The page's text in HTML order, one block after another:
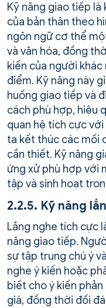
Kỹ năng giao tiếp là
của bản thân theo
ngôn ngữ cơ thể
và văn hóa, đồng
kiến của người
điểm. Kỹ năng này
huống giao tiếp và
cách phù hợp, hiệu
quan hệ tích cực
ta kết thúc các mối
cần thiết. Kỹ năng
ứng xử phù hợp với
tập và sinh hoạt
2.2.5. Kỹ năng
Lắng nghe tích cực
năng giao tiếp.
sự tập trung chú ý
nghe ý kiến hoặc
biết cho ý kiến
giá, đồng thời đối